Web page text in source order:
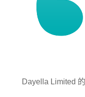
Dayella Limited